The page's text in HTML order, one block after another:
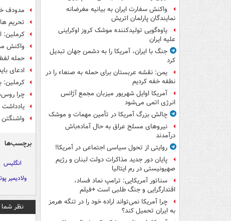
واکنش سفارت ایران به بیانیه مغرضانه
نمایندگان پارلمان اتریش
یاوه‌گویی تولیدکننده موشک کروز اوکراینی
علیه ایران
جنگ با ایران، آمریکا را به دشمن جهان تبدیل
کرد
یمن: نقشه عربستان برای حمله به صنعاء را در
نطفه خفه کردیم
آمریکا اوایل شهریور میزبان مجمع آژانس
انرژی اتمی می‌شود
چالش بزرگ آمریکا در تأمین مهمات و موشک
نیروهای مسلح عراق به حال آماده‌باش
درآمدند
روایتی از تحول سیاسی اجتماعی در آمریکا!
پایان دور جدید مذاکرات دولت لبنان و رژیم
صهیونیستی در رم ایتالیا
سناتور آمریکایی: ترامپ نماد فساد،
اقتدارگرایی و جنگ طلبی است +فیلم
چرا آمریکا نمی‌تواند اراده خود را در تنگه هرمز
به ایران تحمیل کند؟
مدودف
تحریم ها روسیه
کرملین:
واکنش
حمله
ادعای
کرملین:
چرا
برچسب‌ها
انگلیس
ولادیمیر
نظر شما